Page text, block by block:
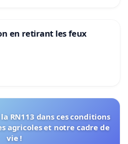
en retirant les feux
RN113 dans ces conditions
agricoles et notre cadre de
vie !